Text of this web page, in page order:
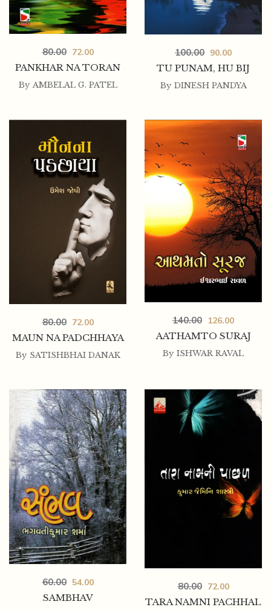
PANKHAR NA TORAN
80.00 72.00
By AMBELAL G. PATEL
TU PUNAM, HU BIJ
100.00 90.00
By DINESH PANDYA
MAUN NA PADCHHAYA
80.00 72.00
By SATISHBHAI DANAK
AATHAMTO SURAJ
140.00 126.00
By ISHWAR RAVAL
SAMBHAV
60.00 54.00
TARA NAMNI PACHHAL
80.00 72.00